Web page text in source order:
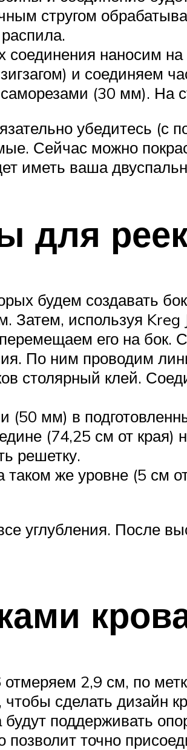
стругом
соединения наносим
и соединяем
(30 мм). На
убедитесь (с
Сейчас можно
иметь ваша
для
будем создавать
используя Kreg
его на бок.
По ним проводим
столярный клей.
(50 мм) в
(74,25 см от края)
решетку.
же уровне (5 см
углубления. После
2,9 см, по
чтобы сделать
будут поддерживать
позволит точно